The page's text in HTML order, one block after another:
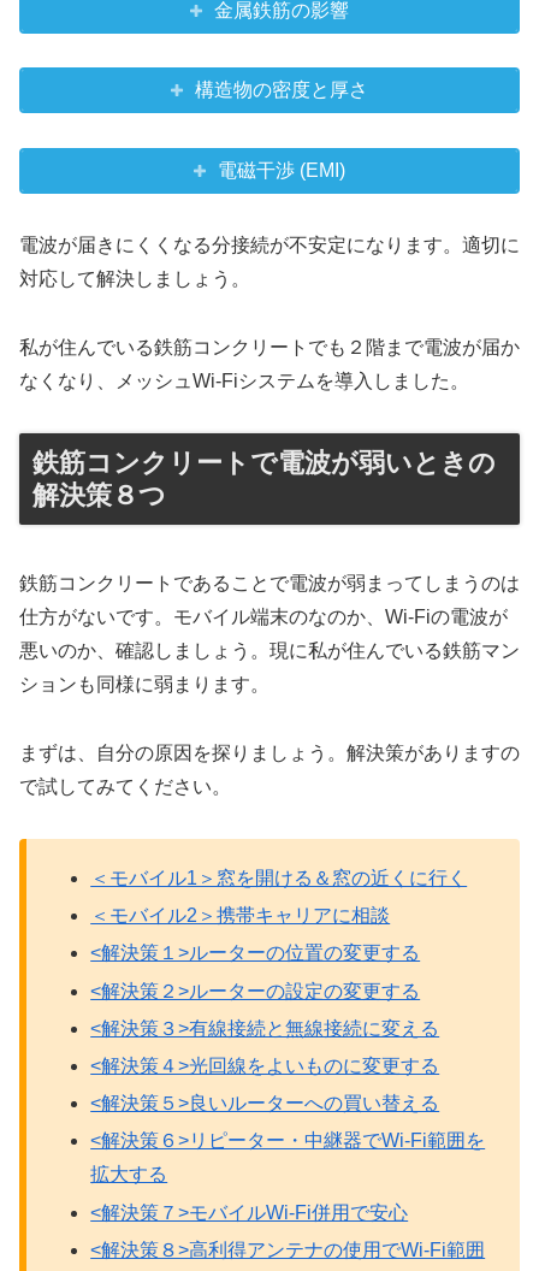
金属鉄筋の影響
構造物の密度と厚さ
電磁干渉 (EMI)
電波が届きにくくなる分接続が不安定になります。適切に
対応して解決しましょう。
私が住んでいる鉄筋コンクリートでも２階まで電波が届か
なくなり、メッシュWi-Fiシステムを導入しました。
鉄筋コンクリートで電波が弱いときの
解決策８つ
鉄筋コンクリートであることで電波が弱まってしまうのは
仕方がないです。モバイル端末のなのか、Wi-Fiの電波が
悪いのか、確認しましょう。現に私が住んでいる鉄筋マン
ションも同様に弱まります。
まずは、自分の原因を探りましょう。解決策がありますの
で試してみてください。
＜モバイル1＞窓を開ける＆窓の近くに行く
＜モバイル2＞携帯キャリアに相談
<解決策１>ルーターの位置の変更する
<解決策２>ルーターの設定の変更する
<解決策３>有線接続と無線接続に変える
<解決策４>光回線をよいものに変更する
<解決策５>良いルーターへの買い替える
<解決策６>リピーター・中継器でWi-Fi範囲を
拡大する
<解決策７>モバイルWi-Fi併用で安心
<解決策８>高利得アンテナの使用でWi-Fi範囲